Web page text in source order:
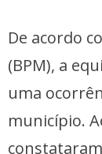
De acordo
(BPM), a
uma
município.